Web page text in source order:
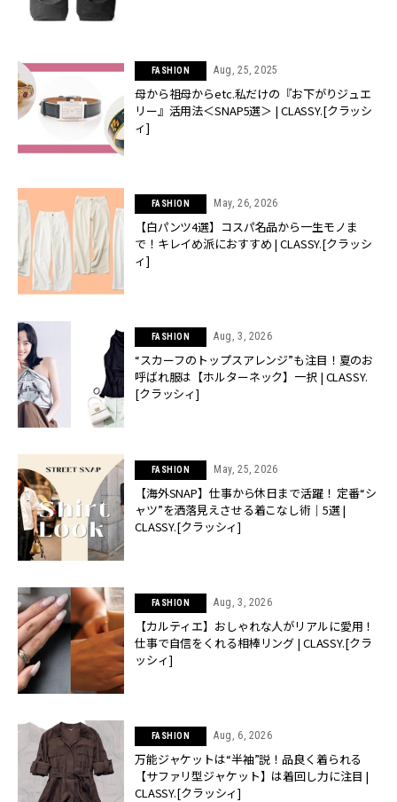
FASHION Aug, 25, 2025
母から祖母からetc.私だけの『お下がりジュエ
リー』活用法＜SNAP5選＞ | CLASSY.[クラッシ
ィ]
FASHION May, 26, 2026
【白パンツ4選】コスパ名品から一生モノま
で！キレイめ派におすすめ | CLASSY.[クラッシ
ィ]
FASHION Aug, 3, 2026
“スカーフのトップスアレンジ”も注目！夏のお
呼ばれ服は【ホルターネック】一択 | CLASSY.
[クラッシィ]
FASHION May, 25, 2026
【海外SNAP】仕事から休日まで活躍！ 定番“シ
ャツ”を洒落見えさせる着こなし術｜5選 |
CLASSY.[クラッシィ]
FASHION Aug, 3, 2026
【カルティエ】おしゃれな人がリアルに愛用！
仕事で自信をくれる相棒リング | CLASSY.[クラ
ッシィ]
FASHION Aug, 6, 2026
万能ジャケットは“半袖”説！品良く着られる
【サファリ型ジャケット】は着回し力に注目 |
CLASSY.[クラッシィ]